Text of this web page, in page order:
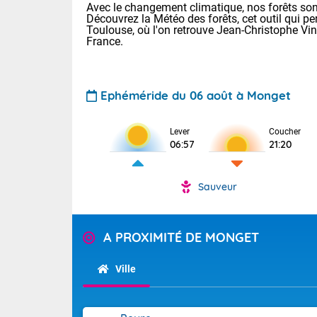
Pour la
Tendance
Avec le changement climatique, nos forêts
Découvrez la Météo des forêts, cet outil qui
Toulouse, où l'on retrouve Jean-Christophe
France.
Ephéméride du 06 août à Monget
Lever
06:57
Coucher
21:20
Sauveur
A PROXIMITÉ DE MONGET
Ville
Voici les
22/13 Paris :
Clermont-
Limoges :
Lille : 24/12
Calme,
territoire. On